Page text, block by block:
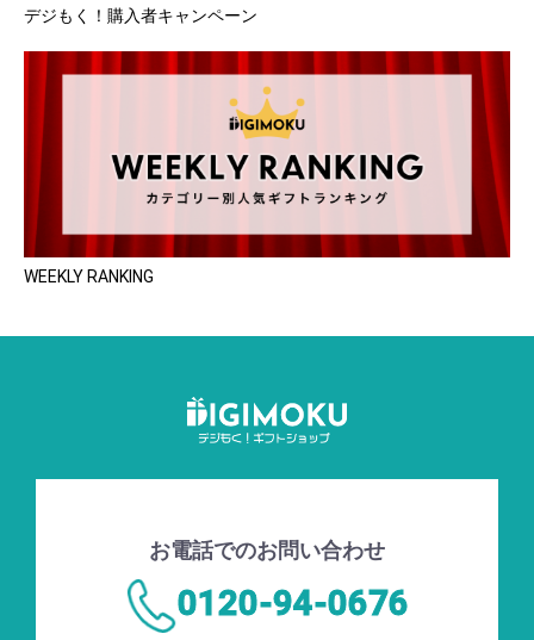
デジもく！購入者キャンペーン
WEEKLY RANKING
お電話でのお問い合わせ
0120-94-0676